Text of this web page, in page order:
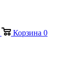
Корзина 0